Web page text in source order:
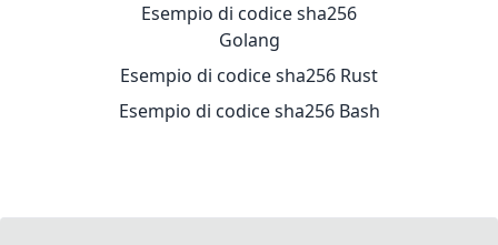
Esempio di codice sha256
Golang
Esempio di codice sha256 Rust
Esempio di codice sha256 Bash